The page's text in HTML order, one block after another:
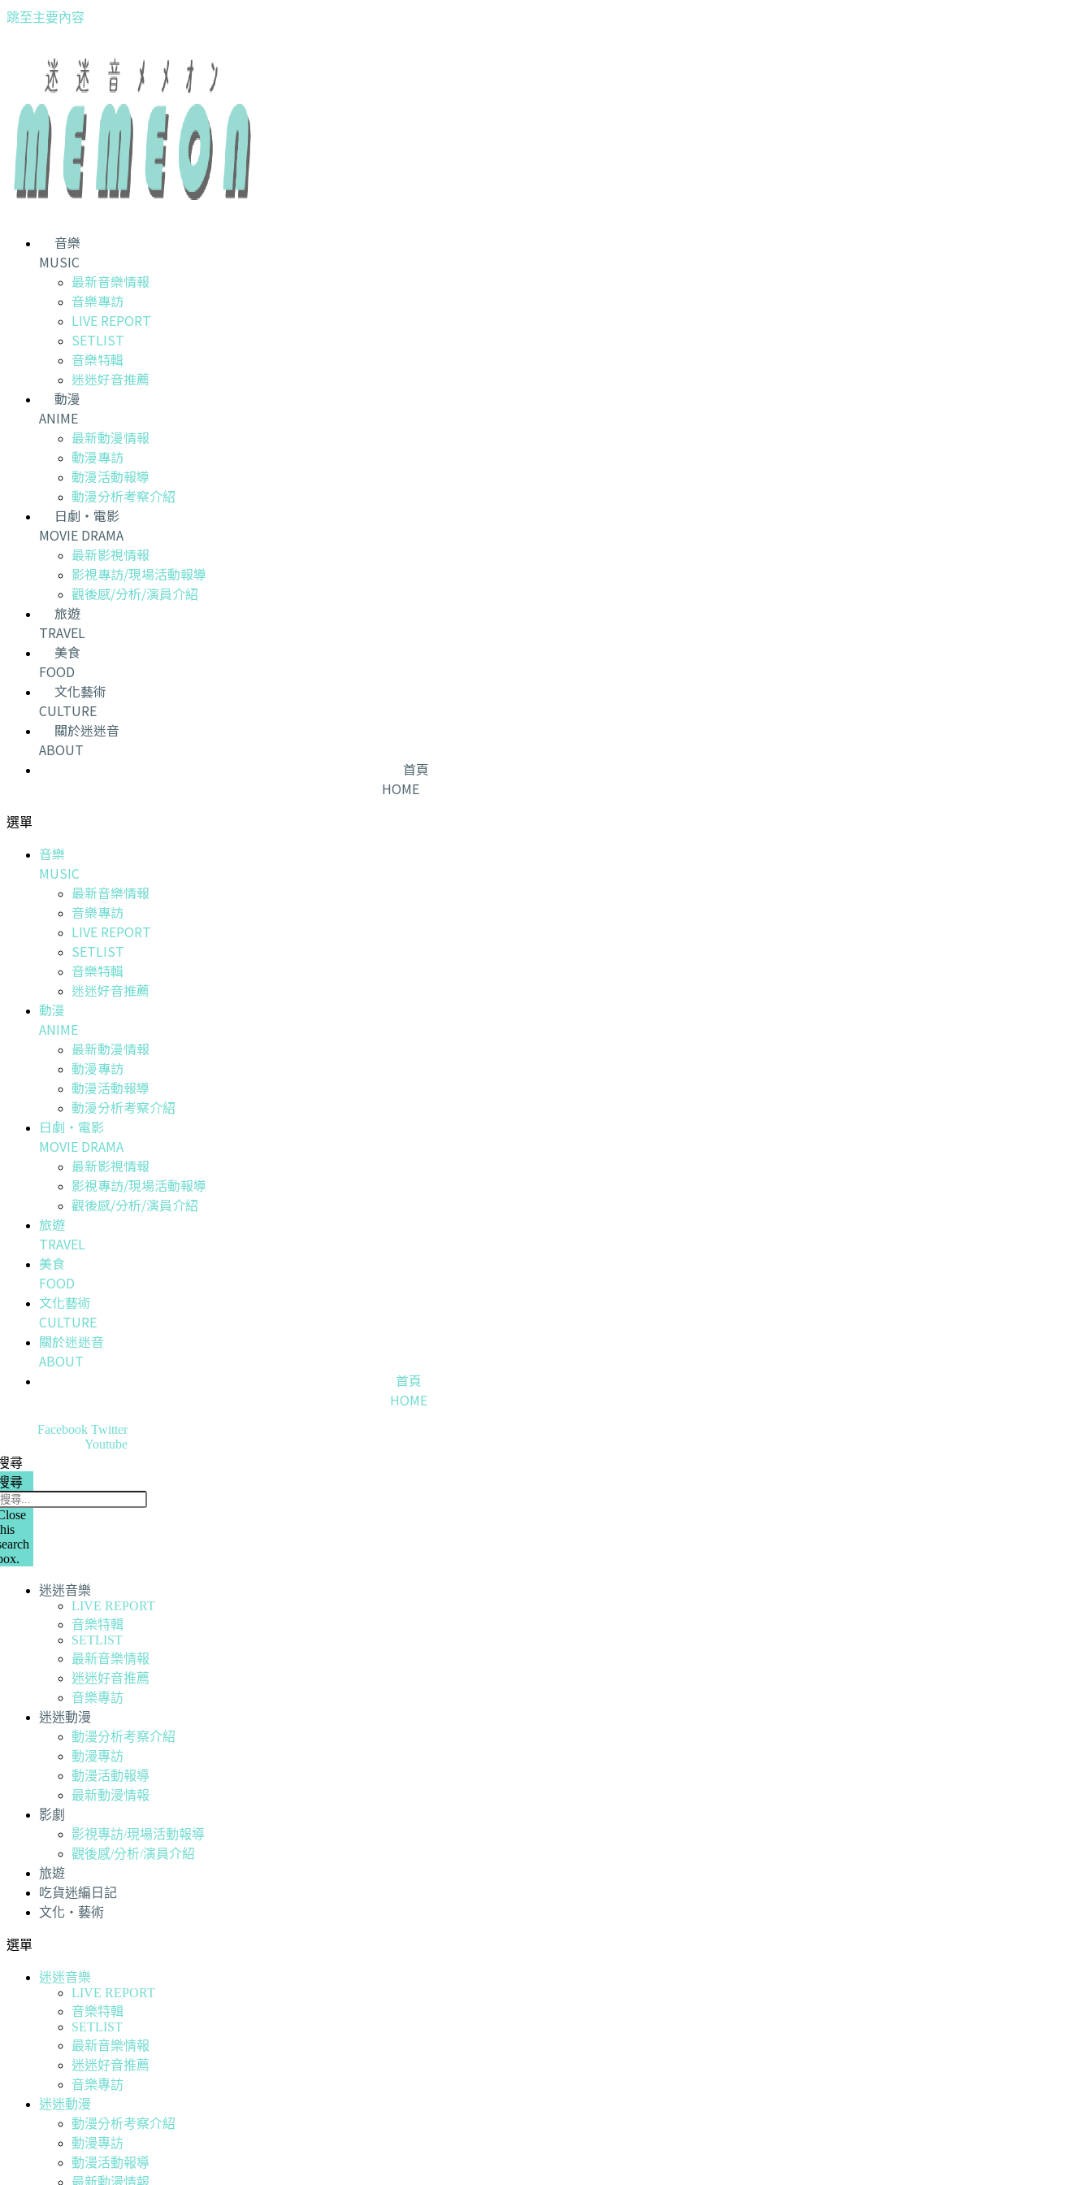
跳至主要內容
音樂
MUSIC
最新音樂情報
音樂專訪
LIVE REPORT
SETLIST
音樂特輯
迷迷好音推薦
動漫
ANIME
最新動漫情報
動漫專訪
動漫活動報導
動漫分析考察介紹
日劇・電影
MOVIE DRAMA
最新影視情報
影視專訪/現場活動報導
觀後感/分析/演員介紹
旅遊
TRAVEL
美食
FOOD
文化藝術
CULTURE
關於迷迷音
ABOUT
首頁
HOME
選單
音樂
MUSIC
最新音樂情報
音樂專訪
LIVE REPORT
SETLIST
音樂特輯
迷迷好音推薦
動漫
ANIME
最新動漫情報
動漫專訪
動漫活動報導
動漫分析考察介紹
日劇・電影
MOVIE DRAMA
最新影視情報
影視專訪/現場活動報導
觀後感/分析/演員介紹
旅遊
TRAVEL
美食
FOOD
文化藝術
CULTURE
關於迷迷音
ABOUT
首頁
HOME
Facebook Twitter
Youtube
尋
尋
迷迷音樂
LIVE REPORT
音樂特輯
SETLIST
最新音樂情報
迷迷好音推薦
音樂專訪
迷迷動漫
動漫分析考察介紹
動漫專訪
動漫活動報導
最新動漫情報
影劇
影視專訪/現場活動報導
觀後感/分析/演員介紹
旅遊
吃貨迷編日記
文化・藝術
選單
迷迷音樂
LIVE REPORT
音樂特輯
SETLIST
最新音樂情報
迷迷好音推薦
音樂專訪
迷迷動漫
動漫分析考察介紹
動漫專訪
動漫活動報導
最新動漫情報